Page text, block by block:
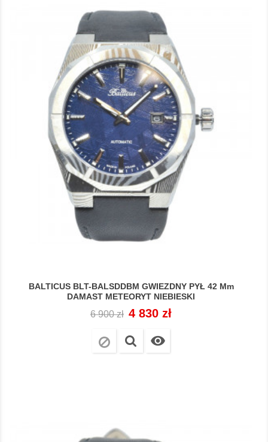
BALTICUS BLT-BALSDDBM GWIEZDNY PYŁ 42 Mm
DAMAST METEORYT NIEBIESKI
Cena
6 900 zł Cena
4 830 zł
